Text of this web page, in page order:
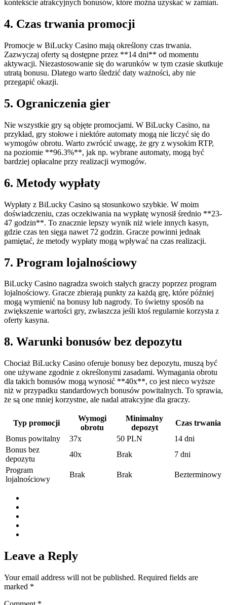
kontekście atrakcyjnych bonusów, które można uzyskać w zamian.
4. Czas trwania promocji
Promocje w BiLucky Casino mają określony czas trwania.
Zazwyczaj oferty są dostępne przez **14 dni** od momentu
aktywacji. Niezastosowanie się do warunków w tym czasie skutkuje
utratą bonusu. Dlatego warto śledzić daty ważności, aby nie
przegapić okazji.
5. Ograniczenia gier
Nie wszystkie gry są objęte promocjami. W BiLucky Casino, na
przykład, gry stołowe i niektóre automaty mogą nie liczyć się do
wymogów obrotu. Warto zwrócić uwagę, że gry z wysokim RTP,
na poziomie **96.3%**, jak np. wybrane automaty, mogą być
bardziej opłacalne przy realizacji wymogów.
6. Metody wypłaty
Wypłaty z BiLucky Casino są stosunkowo szybkie. W moim
doświadczeniu, czas oczekiwania na wypłatę wynosił średnio **23-
47 godzin**. To znacznie lepszy wynik niż wiele innych kasyn,
gdzie czas ten sięga nawet 72 godzin. Gracze powinni jednak
pamiętać, że metody wypłaty mogą wpływać na czas realizacji.
7. Program lojalnościowy
BiLucky Casino nagradza swoich stałych graczy poprzez program
lojalnościowy. Gracze zbierają punkty za każdą grę, które później
mogą wymienić na bonusy lub nagrody. To świetny sposób na
zwiększenie wartości gry, zwłaszcza jeśli ktoś regularnie korzysta z
oferty kasyna.
8. Warunki bonusów bez depozytu
Chociaż BiLucky Casino oferuje bonusy bez depozytu, muszą być
one używane zgodnie z określonymi zasadami. Wymagania obrotu
dla takich bonusów mogą wynosić **40x**, co jest nieco wyższe
niż w przypadku standardowych bonusów powitalnych. To sprawia,
że są one mniej korzystne, ale nadal atrakcyjne dla graczy.
Typ promocji
Wymogi
obrotu
Minimalny
depozyt
Czas trwania
Bonus powitalny
37x 50 PLN
14 dni
Bonus bez
depozytu
40x Brak
7 dni
Program
lojalnościowy
Brak Brak Bezterminowy
Leave a Reply
Your email address will not be published. Required fields are
marked *